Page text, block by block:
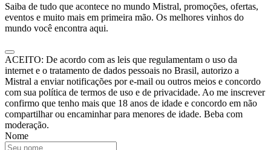
Saiba de tudo que acontece no mundo Mistral, promoções, ofertas,
eventos e muito mais em primeira mão. Os melhores vinhos do
mundo você encontra aqui.
ACEITO: De acordo com as leis que regulamentam o uso da
internet e o tratamento de dados pessoais no Brasil, autorizo a
Mistral a enviar notificações por e-mail ou outros meios e concordo
com sua política de termos de uso e de privacidade. Ao me inscrever
confirmo que tenho mais que 18 anos de idade e concordo em não
compartilhar ou encaminhar para menores de idade. Beba com
moderação.
Nome